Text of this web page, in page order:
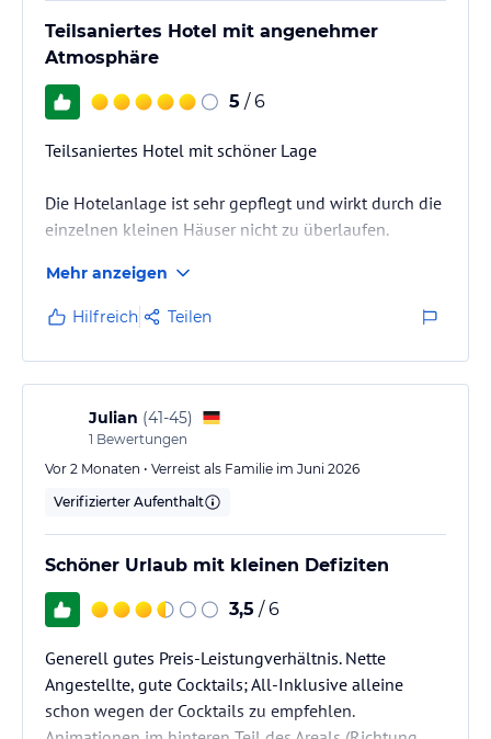
Teilsaniertes Hotel mit angenehmer
Atmosphäre
5 / 6
Teilsaniertes Hotel mit schöner Lage
Die Hotelanlage ist sehr gepflegt und wirkt durch die
einzelnen kleinen Häuser nicht zu überlaufen.
Mehr anzeigen
Hilfreich Teilen
Julian (41-45)
1 Bewertungen
Vor 2 Monaten • Verreist als Familie im Juni 2026
Verifizierter Aufenthalt
Schöner Urlaub mit kleinen Defiziten
3,5 / 6
Generell gutes Preis-Leistungverhältnis. Nette
Angestellte, gute Cocktails; All-Inklusive alleine
schon wegen der Cocktails zu empfehlen.